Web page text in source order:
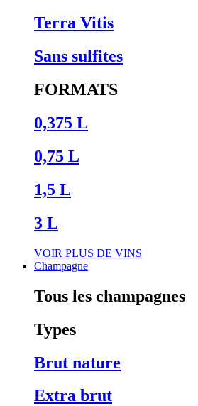
Terra Vitis
Sans sulfites
FORMATS
0,375 L
0,75 L
1,5 L
3 L
VOIR PLUS DE VINS
Champagne
Tous les champagnes
Types
Brut nature
Extra brut